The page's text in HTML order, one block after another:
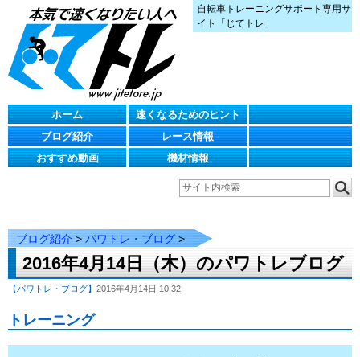
自転車トレーニングサポート専用サ
イト「じてトレ」
ホーム
速くなるためのヒント
ブログ紹介
レース情報
おすすめ動画
機材情報
ブログ紹介 > パワトレ・ブログ>
2016年4月14日（木）のパワトレブログ
【パワトレ・ブログ】 2016年4月14日 10:32
トレーニング